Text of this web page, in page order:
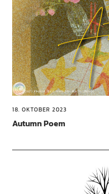
18. OKTOBER 2023
Autumn Poem